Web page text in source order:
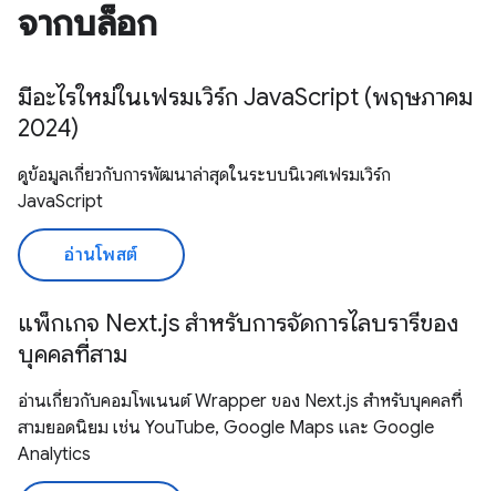
จากบล็อก
มีอะไรใหม่ในเฟรมเวิร์ก JavaScript (พฤษภาคม
2024)
ดูข้อมูลเกี่ยวกับการพัฒนาล่าสุดในระบบนิเวศเฟรมเวิร์ก
JavaScript
อ่านโพสต์
แพ็กเกจ Next.js สำหรับการจัดการไลบรารีของ
บุคคลที่สาม
อ่านเกี่ยวกับคอมโพเนนต์ Wrapper ของ Next.js สำหรับบุคคลที่
สามยอดนิยม เช่น YouTube, Google Maps และ Google
Analytics